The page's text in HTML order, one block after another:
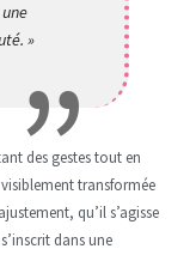
»
des gestes tout en
transformée
qu’il s’agisse
dans une